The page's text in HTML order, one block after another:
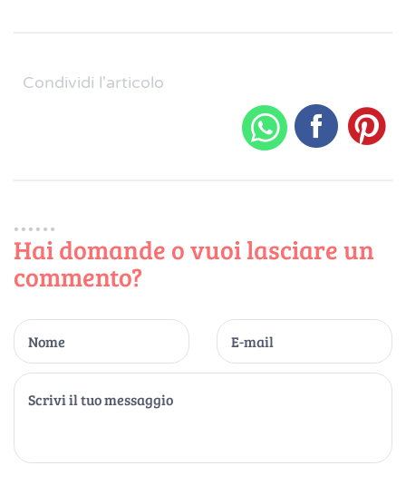
Condividi l'articolo
Hai domande o vuoi lasciare un
commento?